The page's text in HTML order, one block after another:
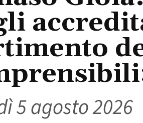
5 agosto 2026